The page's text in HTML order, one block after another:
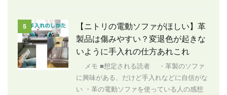
5
【ニトリの電動ソファがほしい】革
製品は傷みやすい？変退色が起きな
いように手入れの仕方あれこれ
メモ ■想定される読者 ・革製のソファ
に興味がある、だけど手入れなどに自信がな
い ・革の電動ソファを使っている人の感想